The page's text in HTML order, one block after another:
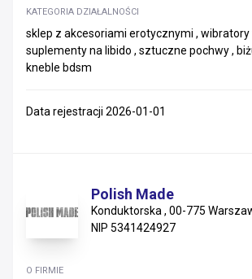
KATEGORIA DZIAŁALNOŚCI
sklep z akcesoriami erotycznymi ,
suplementy na libido , sztuczne pochwy ,
kneble bdsm
Data rejestracji 2026-01-01
Polish Made
Konduktorska , 00-775
NIP 5341424927
O FIRMIE